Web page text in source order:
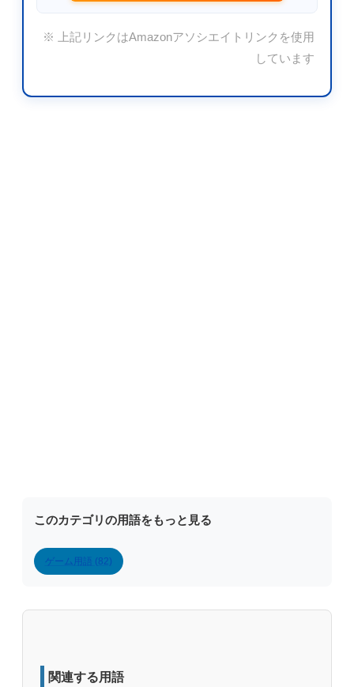
※ 上記リンクはAmazonアソシエイトリンクを使用
しています
このカテゴリの用語をもっと見る
ゲーム用語 (82)
関連する用語